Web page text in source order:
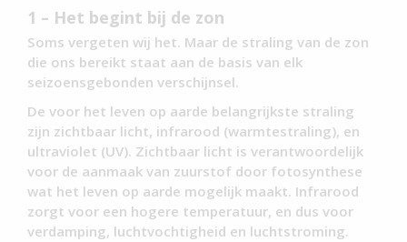
1 – Het begint bij de zon
Soms vergeten wij het. Maar de straling van de zon
die ons bereikt staat aan de basis van elk
seizoensgebonden verschijnsel.
De voor het leven op aarde belangrijkste straling
zijn zichtbaar licht, infrarood (warmtestraling), en
ultraviolet (UV). Zichtbaar licht is verantwoordelijk
voor de aanmaak van zuurstof door fotosynthese
wat het leven op aarde mogelijk maakt. Infrarood
zorgt voor een hogere temperatuur, en dus voor
verdamping, luchtvochtigheid en luchtstroming.